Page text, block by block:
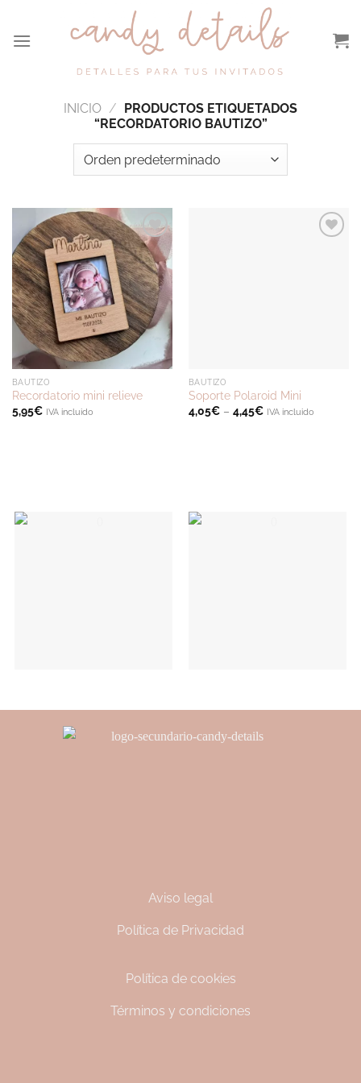
contenido
INICIO / PRODUCTOS ETIQUETADOS
“RECORDATORIO BAUTIZO”
BAUTIZO
Recordatorio mini relieve
5,95€ IVA incluido
BAUTIZO
Soporte Polaroid Mini
4,05€– 4,45€ IVA incluido
Aviso legal
Política de Privacidad
Política de cookies
Términos y condiciones